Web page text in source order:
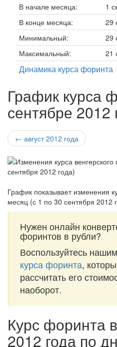
В начале месяца:
1
В конце месяца:
29
Минимальный:
29
Максимальный:
21
Динамика курса форинта
График курса
сентябре 2012
← август 2012 года
График показывает изменения
месяц (с 1 по 30 сентября 2012
Нужен онлайн
форинтов в рубли?
Воспользуйтесь нашим
курса форинта,
рассчитать его
наоборот.
Курс форинта
2012 года по